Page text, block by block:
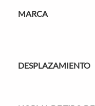
MARCA
DESPLAZAMIENTO